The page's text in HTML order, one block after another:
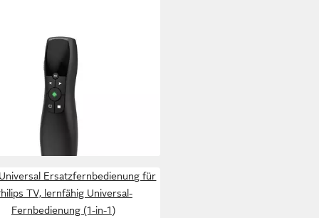
Fernbedienung mit
für Bildschirme, Power
Presenter (1-in-1, Grüner
USB-A Empfänger, PC)
- in 3-4 Werktagen bei dir
Ersatzfernbedienung für
TV, lernfähig Universal-
Fernbedienung (1-in-1)